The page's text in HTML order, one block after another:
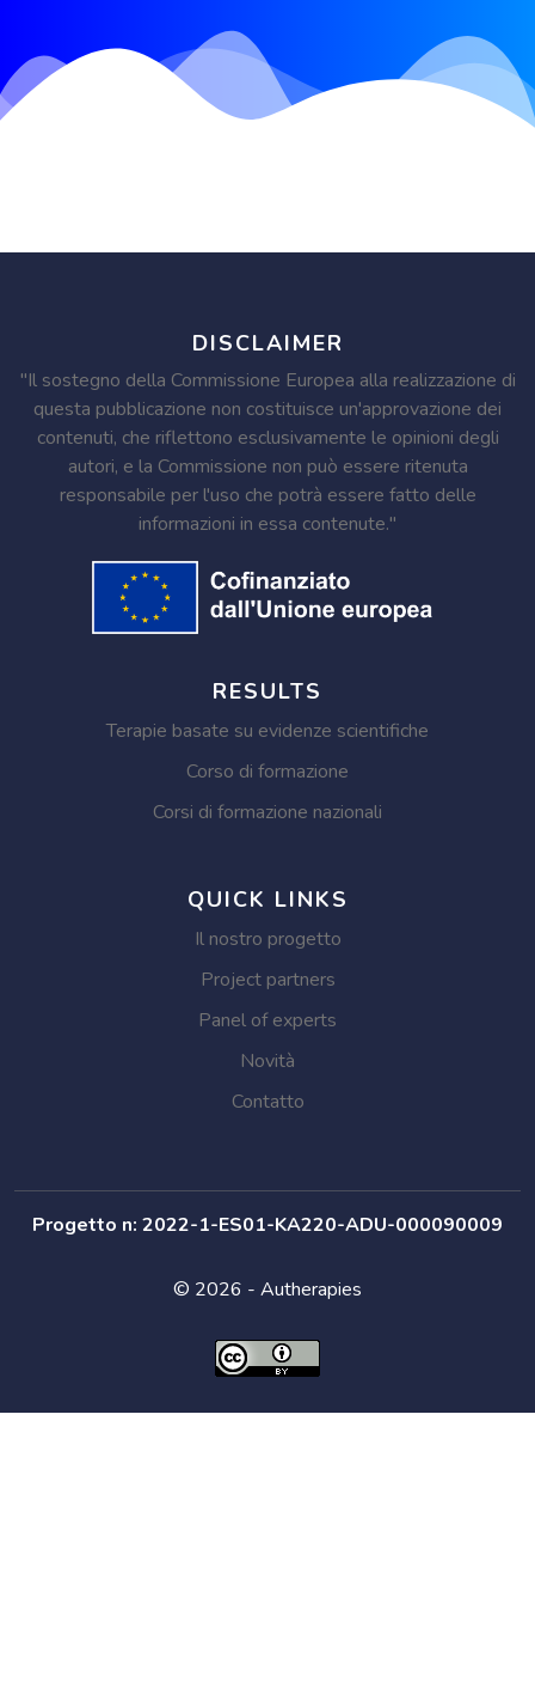
DISCLAIMER
"Il sostegno della Commissione Europea alla realizzazione di
questa pubblicazione non costituisce un'approvazione dei
contenuti, che riflettono esclusivamente le opinioni degli
autori, e la Commissione non può essere ritenuta
responsabile per l'uso che potrà essere fatto delle
informazioni in essa contenute."
RESULTS
Terapie basate su evidenze scientifiche
Corso di formazione
Corsi di formazione nazionali
QUICK LINKS
Il nostro progetto
Project partners
Panel of experts
Novità
Contatto
Progetto n: 2022-1-ES01-KA220-ADU-000090009
© 2026 - Autherapies